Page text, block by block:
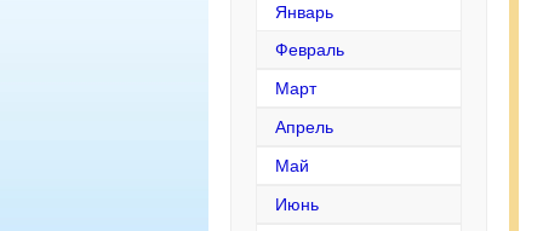
Январь
Февраль
Март
Апрель
Май
Июнь